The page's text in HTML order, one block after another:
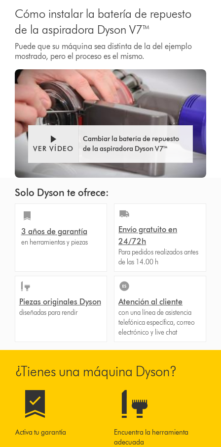
Cómo instalar la batería de repuesto
de la aspiradora Dyson V7™
Puede que su máquina sea distinta de la del ejemplo
mostrado, pero el proceso es el mismo.
VER VÍDEO
Cambiar la batería de repuesto
de la aspiradora Dyson V7™
Solo Dyson te ofrece:
3 años de garantía
en herramientas y piezas
Envío gratuito en
24/72h
Para pedidos realizados antes
de las 14.00 h
Piezas originales Dyson
diseñadas para rendir
Atención al cliente
con una línea de asistencia
telefónica específica, correo
electrónico y live chat
¿Tienes una máquina Dyson?
Activa tu garantía
Encuentra la herramienta
adecuada